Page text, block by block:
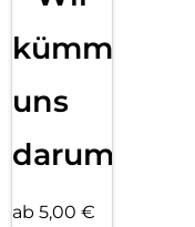
kümmern
uns
darum!
ab 5,00 €